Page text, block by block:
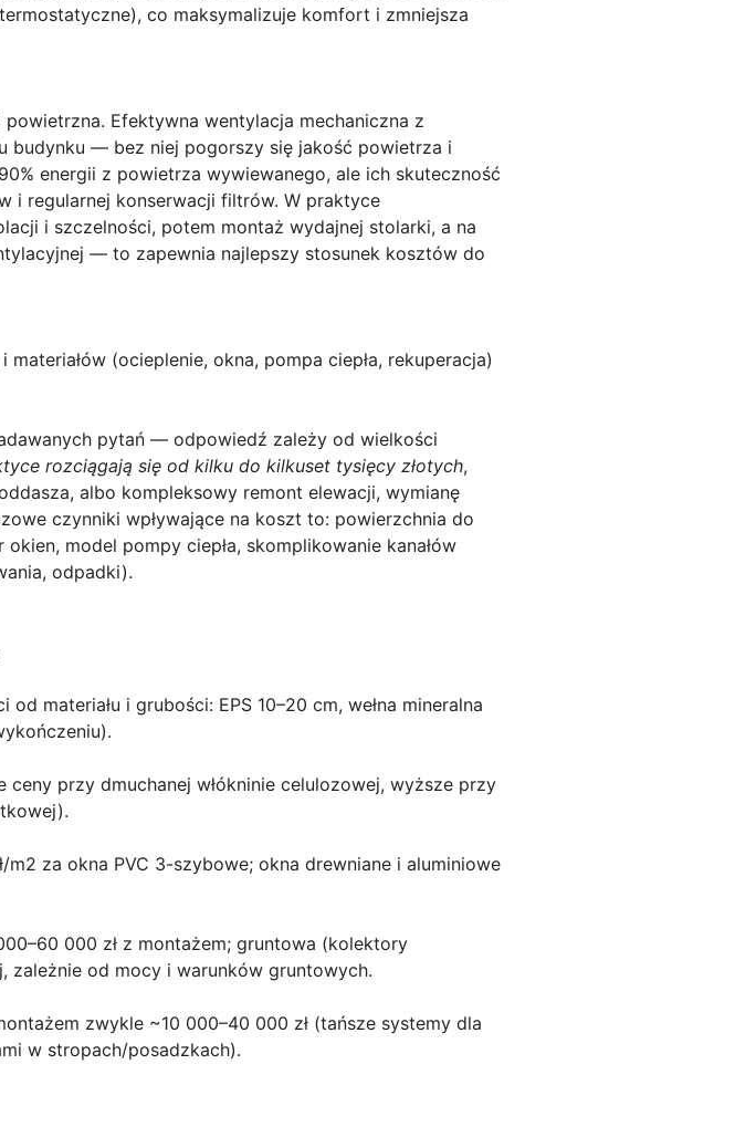
co maksymalizuje komfort i zmniejsza
powietrzna. Efektywna wentylacja mechaniczna z
budynku — bez niej pogorszy się jakość powietrza i
energii z powietrza wywiewanego, ale ich skuteczność
i regularnej konserwacji filtrów. W praktyce
i szczelności, potem montaż wydajnej stolarki, a na
— to zapewnia najlepszy stosunek kosztów do
(ocieplenie, okna, pompa ciepła, rekuperacja)
pytań — odpowiedź zależy od wielkości
rozciągają się od kilku do kilkuset tysięcy złotych,
albo kompleksowy remont elewacji, wymianę
czynniki wpływające na koszt to: powierzchnia do
model pompy ciepła, skomplikowanie kanałów
odpadki).
materiału i grubości: EPS 10–20 cm, wełna mineralna
ceny przy dmuchanej włókninie celulozowej, wyższe przy
za okna PVC 3-szybowe; okna drewniane i aluminiowe
000 zł z montażem; gruntowa (kolektory
zależnie od mocy i warunków gruntowych.
zwykle ~10 000–40 000 zł (tańsze systemy dla
w stropach/posadzkach).